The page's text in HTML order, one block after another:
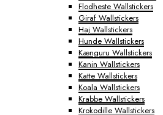
Flodheste Wallstickers
Giraf Wallstickers
Haj Wallstickers
Hunde Wallstickers
Kænguru Wallstickers
Kanin Wallstickers
Katte Wallstickers
Koala Wallstickers
Krabbe Wallstickers
Krokodille Wallstickers